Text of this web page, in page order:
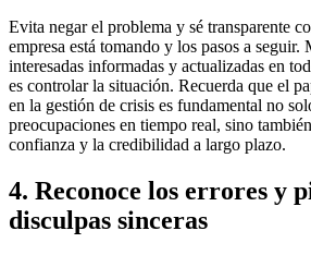
Evita negar el problema y sé transparente
empresa está tomando y los pasos a seguir.
interesadas informadas y actualizadas en
es controlar la situación. Recuerda que el
en la gestión de crisis es fundamental no
preocupaciones en tiempo real, sino
confianza y la credibilidad a largo plazo.
4. Reconoce los errores y
disculpas sinceras